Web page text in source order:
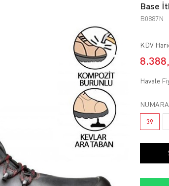
Base
B0887N
KDV
Havale
39